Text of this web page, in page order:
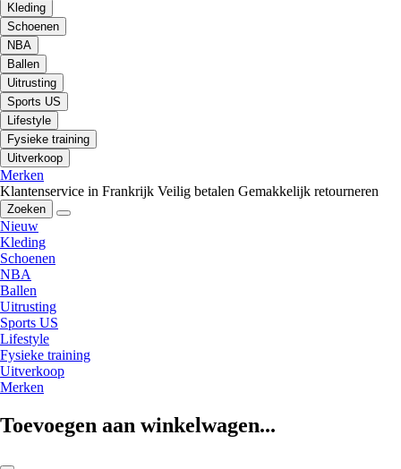
Kleding
Schoenen
NBA
Ballen
Uitrusting
Sports US
Lifestyle
Fysieke training
Uitverkoop
Merken
Klantenservice in Frankrijk Veilig betalen Gemakkelijk retourneren
Zoeken
Nieuw
Kleding
Schoenen
NBA
Ballen
Uitrusting
Sports US
Lifestyle
Fysieke training
Uitverkoop
Merken
Toevoegen aan winkelwagen...